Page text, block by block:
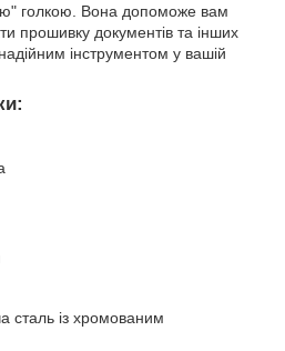
голкою. Вона допоможе вам
прошивку документів та інших
інструментом у вашій
сталь із хромованим